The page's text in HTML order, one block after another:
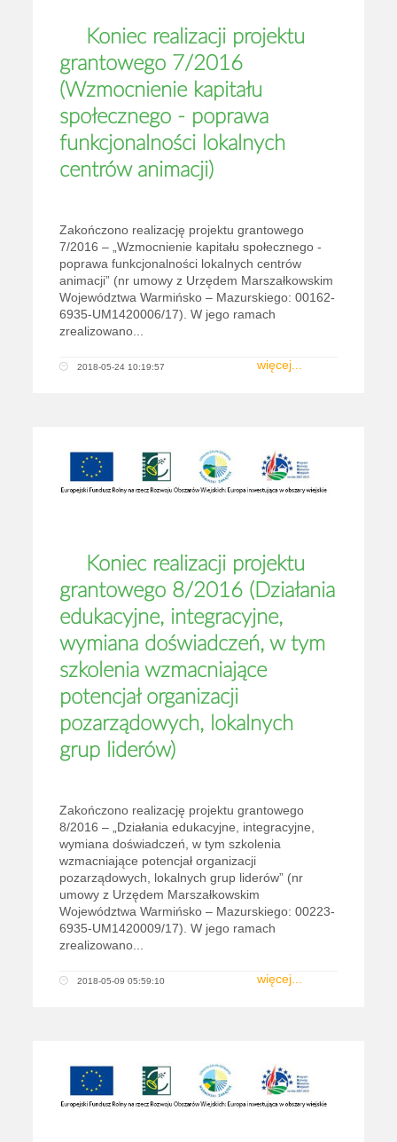
Koniec realizacji projektu
grantowego 7/2016
(Wzmocnienie kapitału
społecznego - poprawa
funkcjonalności lokalnych
centrów animacji)
Zakończono realizację projektu grantowego
7/2016 – „Wzmocnienie kapitału społecznego -
poprawa funkcjonalności lokalnych centrów
animacji” (nr umowy z Urzędem Marszałkowskim
Województwa Warmińsko – Mazurskiego: 00162-
6935-UM1420006/17). W jego ramach
zrealizowano...
więcej...
2018-05-24 10:19:57
Koniec realizacji projektu
grantowego 8/2016 (Działania
edukacyjne, integracyjne,
wymiana doświadczeń, w tym
szkolenia wzmacniające
potencjał organizacji
pozarządowych, lokalnych
grup liderów)
Zakończono realizację projektu grantowego
8/2016 – „Działania edukacyjne, integracyjne,
wymiana doświadczeń, w tym szkolenia
wzmacniające potencjał organizacji
pozarządowych, lokalnych grup liderów” (nr
umowy z Urzędem Marszałkowskim
Województwa Warmińsko – Mazurskiego: 00223-
6935-UM1420009/17). W jego ramach
zrealizowano...
więcej...
2018-05-09 05:59:10